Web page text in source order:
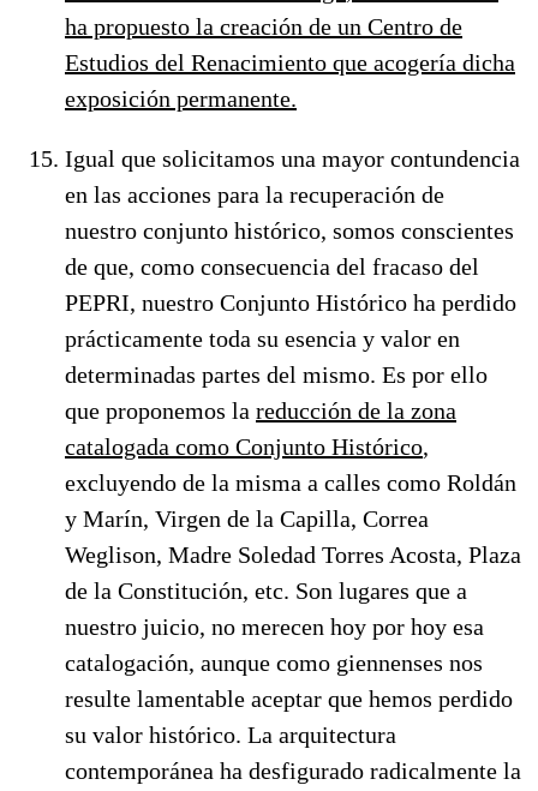
ha propuesto la creación de un Centro de
Estudios del Renacimiento que acogería dicha
exposición permanente.
Igual que solicitamos una mayor contundencia
en las acciones para la recuperación de
nuestro conjunto histórico, somos conscientes
de que, como consecuencia del fracaso del
PEPRI, nuestro Conjunto Histórico ha perdido
prácticamente toda su esencia y valor en
determinadas partes del mismo. Es por ello
que proponemos la reducción de la zona
catalogada como Conjunto Histórico,
excluyendo de la misma a calles como Roldán
y Marín, Virgen de la Capilla, Correa
Weglison, Madre Soledad Torres Acosta, Plaza
de la Constitución, etc. Son lugares que a
nuestro juicio, no merecen hoy por hoy esa
catalogación, aunque como giennenses nos
resulte lamentable aceptar que hemos perdido
su valor histórico. La arquitectura
contemporánea ha desfigurado radicalmente la